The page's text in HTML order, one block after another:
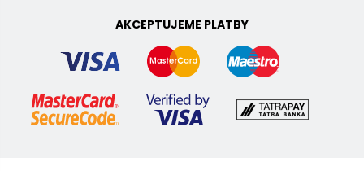
AKCEPTUJEME PLATBY